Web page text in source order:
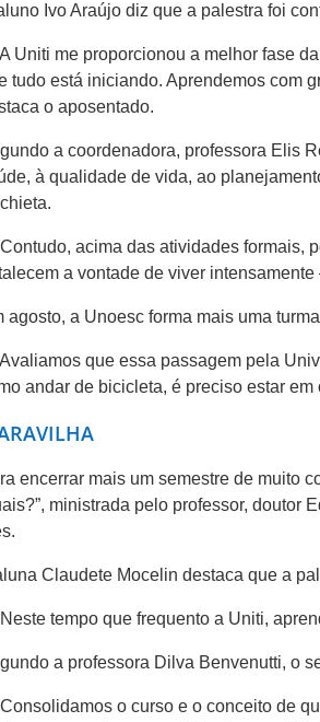
Ivo Araújo diz que a palestra foi
Uniti me proporcionou a melhor fase
tudo está iniciando. Aprendemos com
o aposentado.
a coordenadora, professora Elis
à qualidade de vida, ao
acima das atividades formais,
a vontade de viver
agosto, a Unoesc forma mais uma
que essa passagem pela
andar de bicicleta, é preciso estar
encerrar mais um semestre de muito
ministrada pelo professor, doutor
Claudete Mocelin destaca que a
tempo que frequento a Uniti,
a professora Dilva Benvenutti, o
o curso e o conceito de